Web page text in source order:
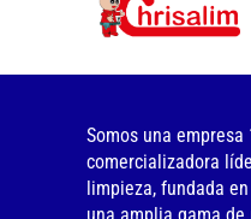
Somos una empresa
comercializadora
limpieza, fundada